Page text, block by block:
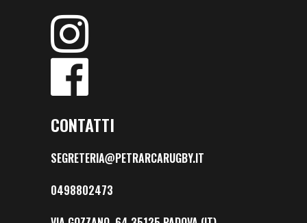
CONTATTI
SEGRETERIA@PETRARCARUGBY.IT
0498802473